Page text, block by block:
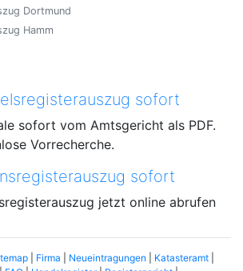
Dortmund
Hamm
sofort
sofort vom Amtsgericht als PDF.
Vorrecherche.
sofort
jetzt online abrufen
Firma Neueintragungen Katasteramt